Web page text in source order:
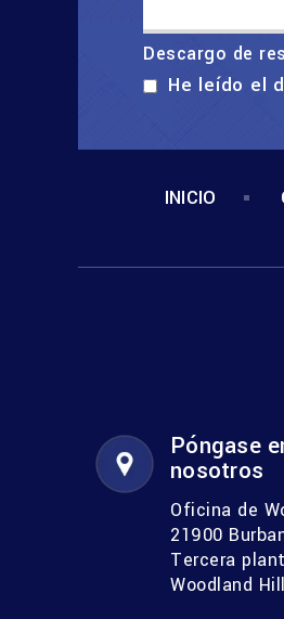
Descargo de
He leído el
INICIO
Póngase
nosotros
Oficina de
21900
Tercera
Woodland